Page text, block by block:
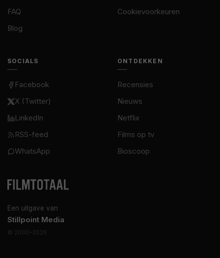
Een uitgave van
Stillpoint Media
© 2000–2026
FAQ
Blog
Cookievoorkeuren
SOCIALS
Facebook
X (Twitter)
LinkedIn
RSS-feed
WhatsApp
ONTDEKKEN
Recensies
Nieuws
Netflix
Films op tv
Bioscoop